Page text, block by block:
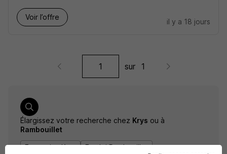
Voir l’offre
il y a 18 jours
sur 1
Élargissez votre recherche chez Krys ou à
Rambouillet
Entreprise Krys
Emploi Rambouillet